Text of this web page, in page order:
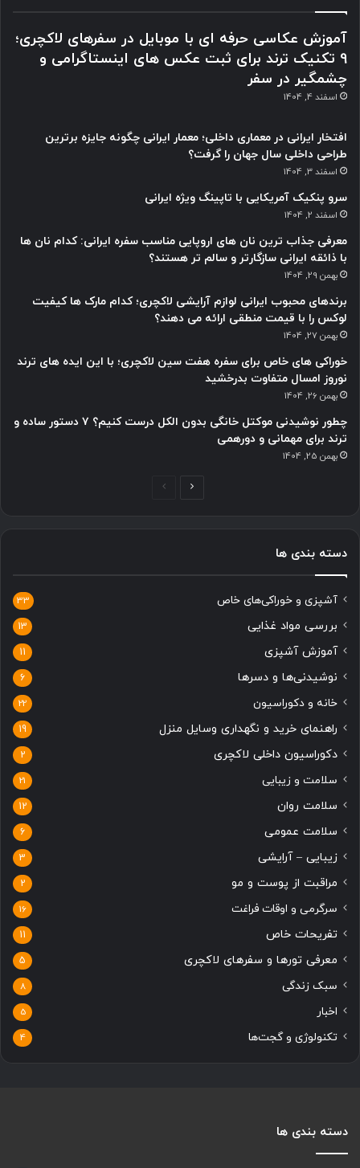
آموزش عکاسی حرفه ای با موبایل در سفرهای لاکچری؛
9 تکنیک ترند برای ثبت عکس های اینستاگرامی و
چشمگیر در سفر
اسفند 4, 1404
افتخار ایرانی در معماری داخلی؛ معمار ایرانی چگونه جایزه برترین
طراحی داخلی سال جهان را گرفت؟
اسفند 3, 1404
سرو پنکیک آمریکایی با تاپینگ ویژه ایرانی
اسفند 2, 1404
معرفی جذاب ترین نان های اروپایی مناسب سفره ایرانی: کدام نان ها
با ذائقه ایرانی سازگارتر و سالم تر هستند؟
بهمن 29, 1404
برندهای محبوب ایرانی لوازم آرایشی لاکچری؛ کدام مارک ها کیفیت
لوکس را با قیمت منطقی ارائه می دهند؟
بهمن 27, 1404
خوراکی های خاص برای سفره هفت سین لاکچری؛ با این ایده های ترند
نوروز امسال متفاوت بدرخشید
بهمن 26, 1404
چطور نوشیدنی موکتل خانگی بدون الکل درست کنیم؟ ۷ دستور ساده و
ترند برای مهمانی و دورهمی
بهمن 25, 1404
دسته بندی ها
آشپزی و خوراکی‌های خاص 33
بررسی مواد غذایی 13
آموزش آشپزی 11
نوشیدنی‌ها و دسرها 6
خانه و دکوراسیون 22
راهنمای خرید و نگهداری وسایل منزل 19
دکوراسیون داخلی لاکچری 2
سلامت و زیبایی 21
سلامت روان 12
سلامت عمومی 6
زیبایی – آرایشی 3
مراقبت از پوست و مو 2
سرگرمی و اوقات فراغت 16
تفریحات خاص 11
معرفی تورها و سفرهای لاکچری 5
سبک زندگی 8
اخبار 5
تکنولوژی و گجت‌ها 4
دسته بندی ها